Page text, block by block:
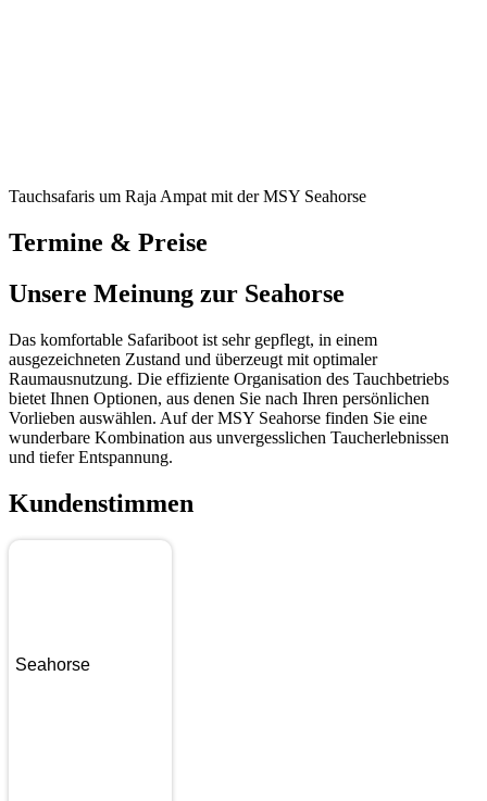
Tauchsafaris um Raja Ampat mit der MSY Seahorse
Termine & Preise
Unsere Meinung zur Seahorse
Das komfortable Safariboot ist sehr gepflegt, in einem
ausgezeichneten Zustand und überzeugt mit optimaler
Raumausnutzung. Die effiziente Organisation des Tauchbetriebs
bietet Ihnen Optionen, aus denen Sie nach Ihren persönlichen
Vorlieben auswählen. Auf der MSY Seahorse finden Sie eine
wunderbare Kombination aus unvergesslichen Taucherlebnissen
und tiefer Entspannung.
Kundenstimmen
Seahorse